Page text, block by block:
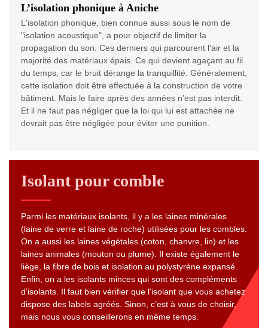
L’isolation phonique à Aniche
L'isolation phonique, bien connue aussi sous le nom de
"isolation acoustique", a pour objectif de limiter la
propagation du son. Ces derniers qui parcourent l'air et la
majorité des matériaux épais. Ce qui devient agaçant au fil
du temps, car le bruit dérange la tranquillité. Généralement,
cette isolation doit être effectuée à la construction de votre
bâtiment. Mais le faire après des années n’est pas interdit.
Et il ne faut pas négliger que la loi qui lui est attachée ne
devrait pas être négligée pour éviter une punition.
Isolant pour comble
Parmi les matériaux isolants, il y a les laines minérales
(laine de verre et laine de roche) utilisées pour les combles.
On a aussi les laines végétales (coton, chanvre, lin) et les
laines animales (mouton ou plume). Il existe également le
liège, la fibre de bois et isolation au polystyrène expansé.
Enfin, on a les isolants minces qui sont des compléments
d’isolants. Il faut bien vérifier que l'isolant que vous achetez
dispose des labels agréés. Sinon, c’est à vous de choisir,
mais nous vous conseillerons en même temps.